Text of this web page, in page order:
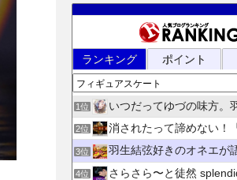
ランキング ポイント
1位 いつだってゆづの味方。羽生結弦選手応
2位 消されたって諦めない！『見上げれ
3位 羽生結弦好きのオネエが語るフィ
4位 さらさら〜と徒然